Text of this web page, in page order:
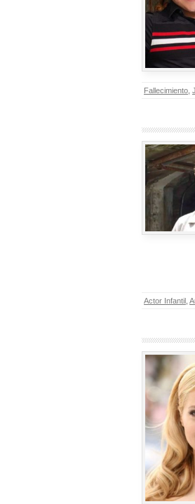
Fallecimiento
Actor Infantil